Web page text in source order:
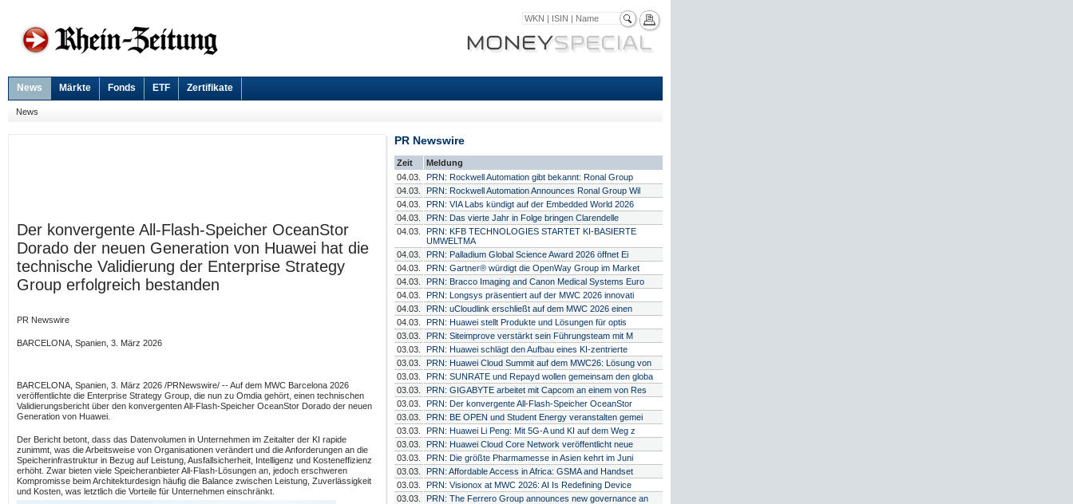
News Märkte Fonds ETF Zertifikate
News
Der konvergente All-Flash-Speicher OceanStor
Dorado der neuen Generation von Huawei hat die
technische Validierung der Enterprise Strategy
Group erfolgreich bestanden
PR Newswire
BARCELONA, Spanien, 3. März 2026
BARCELONA, Spanien 3. März 2026 /PRNewswire/ -- Auf dem MWC Barcelona 2026
veröffentlichte die Enterprise Strategy Group, die nun zu Omdia gehört, einen technischen
Validierungsbericht über den konvergenten All-Flash-Speicher OceanStor Dorado der neuen
Generation von Huawei.
Der Bericht betont, dass das Datenvolumen in Unternehmen im Zeitalter der KI rapide
zunimmt, was die Arbeitsweise von Organisationen verändert und die Anforderungen an die
Speicherinfrastruktur in Bezug auf Leistung, Ausfallsicherheit, Intelligenz und Kosteneffizienz
erhöht. Zwar bieten viele Speicheranbieter All-Flash-Lösungen an, jedoch erschweren
Kompromisse beim Architekturdesign häufig die Balance zwischen Leistung, Zuverlässigkeit
und Kosten, was letztlich die Vorteile für Unternehmen einschränkt.
PR Newswire
Zeit
Meldung
04.03.
PRN: Rockwell Automation gibt bekannt: Ronal Group
04.03.
PRN: Rockwell Automation Announces Ronal Group Wil
04.03.
PRN: VIA Labs kündigt auf der Embedded World 2026
04.03.
PRN: Das vierte Jahr in Folge bringen Clarendelle
04.03.
PRN: KFB TECHNOLOGIES STARTET KI-BASIERTE
UMWELTMA
04.03.
PRN: Palladium Global Science Award 2026 öffnet Ei
04.03.
PRN: Gartner® würdigt die OpenWay Group im Market
04.03.
PRN: Bracco Imaging and Canon Medical Systems Euro
04.03.
PRN: Longsys präsentiert auf der MWC 2026 innovati
04.03.
PRN: uCloudlink erschließt auf dem MWC 2026 einen
04.03.
PRN: Huawei stellt Produkte und Lösungen für optis
03.03.
PRN: Siteimprove verstärkt sein Führungsteam mit M
03.03.
PRN: Huawei schlägt den Aufbau eines KI-zentrierte
03.03.
PRN: Huawei Cloud Summit auf dem MWC26: Lösung von
03.03.
PRN: SUNRATE und Repayd wollen gemeinsam den globa
03.03.
PRN: GIGABYTE arbeitet mit Capcom an einem von Res
03.03.
PRN: Der konvergente All-Flash-Speicher OceanStor
03.03.
PRN: BE OPEN und Student Energy veranstalten gemei
03.03.
PRN: Huawei Li Peng: Mit 5G-A und KI auf dem Weg z
03.03.
PRN: Huawei Cloud Core Network veröffentlicht neue
03.03.
PRN: Die größte Pharmamesse in Asien kehrt im Juni
03.03.
PRN: Affordable Access in Africa: GSMA and Handset
03.03.
PRN: Visionox at MWC 2026: AI Is Redefining Device
03.03.
PRN: The Ferrero Group announces new governance an